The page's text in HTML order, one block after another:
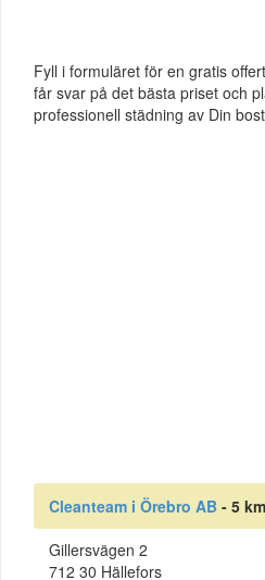
Fyll i formuläret för en gratis
får svar på det bästa priset och
professionell städning av Din
Cleanteam i Örebro AB - 5 km
Gillersvägen 2
712 30 Hällefors